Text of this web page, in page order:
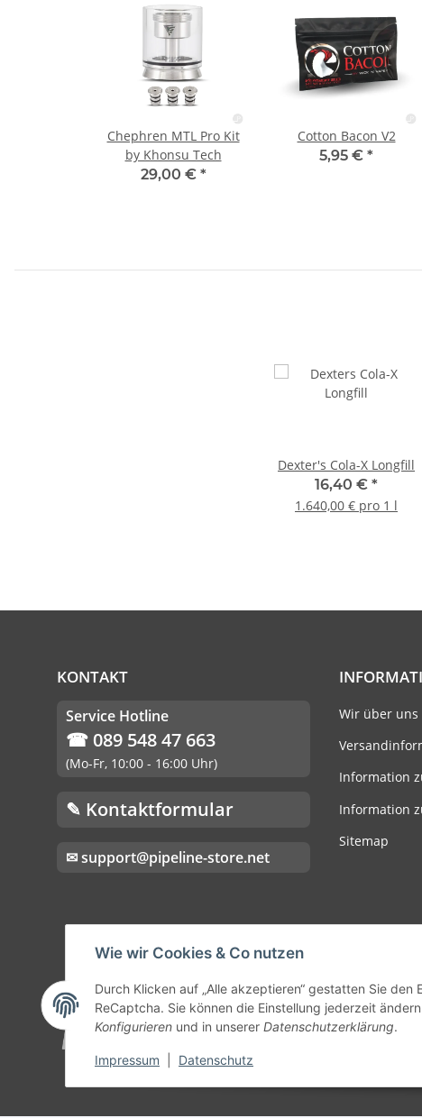
Wie wir Cookies & Co nutzen
Durch Klicken auf „Alle akzeptieren“ gestatten Sie
ReCaptcha. Sie können die Einstellung jederzeit
Konfigurieren und in unserer Datenschutzerklärung.
Impressum Datenschutz
Chephren MTL Pro Kit
by Khonsu Tech
29,00 € *
Cotton Bacon V2
5,95 € *
Dexter's Cola-X Longfill
16,40 € *
1.640,00 € pro 1 l
KONTAKT
Service Hotline
☎ 089 548 47 663
(Mo-Fr, 10:00 - 16:00 Uhr)
✎ Kontaktformular
✉ support@pipeline-store.net
Wir über uns
Information
Information
Sitemap